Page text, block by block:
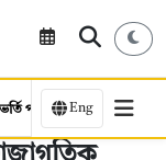
ভর্তি পরীক্ষা কর্মসংস্থান
Eng